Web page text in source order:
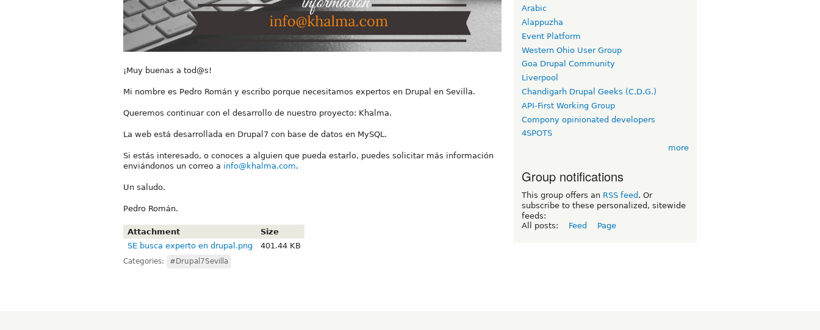
¡Muy buenas a tod@s!
Mi nombre es Pedro Román y escribo porque necesitamos expertos en Drupal en Sevilla.
Queremos continuar con el desarrollo de nuestro proyecto: Khalma.
La web está desarrollada en Drupal7 con base de datos en MySQL.
Si estás interesado, o conoces a alguien que pueda estarlo, puedes solicitar más información
enviándonos un correo a info@khalma.com.
Un saludo.
Pedro Román.
Attachment
Size
SE busca experto en drupal.png
401.44 KB
Categories: #Drupal7Sevilla
Arabic
Alappuzha
Event Platform
Western Ohio User Group
Goa Drupal Community
Liverpool
Chandigarh Drupal Geeks (C.D.G.)
API-First Working Group
Compony opinionated developers
4SPOTS
more
Group notifications
This group offers an RSS feed . Or
subscribe to these personalized, sitewide
feeds:
All posts:
Feed Page